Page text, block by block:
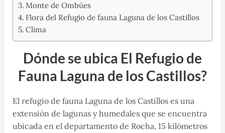
Monte de Ombúes
Flora del Refugio de fauna Laguna de los Castillos
Clima
Dónde se ubica El Refugio de
Fauna Laguna de los Castillos?
El refugio de fauna Laguna de los Castillos es una
extensión de lagunas y humedales que se encuentra
ubicada en el departamento de Rocha, 15 kilómetros